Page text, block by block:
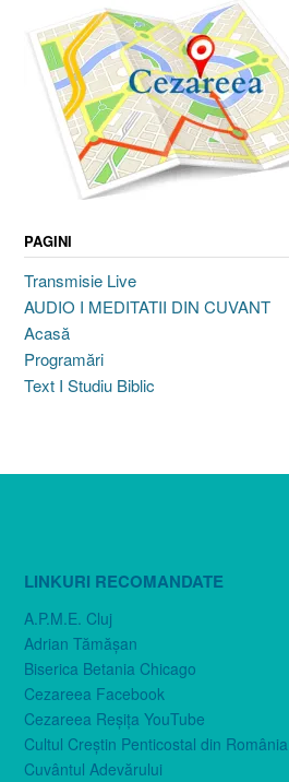
PAGINI
Transmisie Live
AUDIO I MEDITATII DIN CUVANT
Acasă
Programări
Text I Studiu Biblic
LINKURI RECOMANDATE
A.P.M.E. Cluj
Adrian Tămăşan
Biserica Betania Chicago
Cezareea Facebook
Cezareea Reşiţa YouTube
Cultul Creştin Penticostal din România
Cuvântul Adevărului